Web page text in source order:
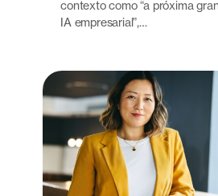
contexto como “a próxima
IA empresarial”,…